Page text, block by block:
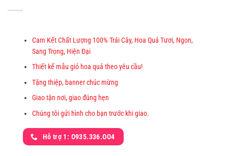
Cam Kết Chất Lượng 100% Trái Cây, Hoa Quả Tươi, Ngon,
Sang Trọng, Hiện Đại
Thiết kế mẫu giỏ hoa quả theo yêu cầu!
Tặng thiệp, banner chúc mừng
Giao tận nơi, giao đúng hẹn
Chúng tôi gửi hình cho bạn trước khi giao.
Hỗ trợ 1: O935.336.OO4